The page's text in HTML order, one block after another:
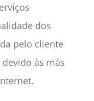
dos
pelo cliente
às más